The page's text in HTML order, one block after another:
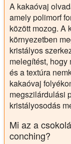
A kakaóvaj
amely polimorf
között mozog. A
környezetben
kristályos
melegítést,
és a textúra
kakaóvaj
megszilárdulási
kristályosodás
Mi az a
conching?